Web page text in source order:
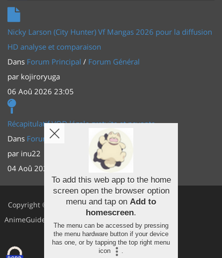
Nicky Larson (City Hunter) Vf Mangas 2026 pour la diffusion
HD analyse et comparaison
Dans Forum Principal / Forum Général
par kojiroryuga
06 Aoû 2026 23:05
Récapitulatif VOD légale gratuite et payante
Dans Forum Principal
Actus (TV, vidéo, web)
par inu22
04 Aoû 2026 20:30
Copyright ©
AnimeGuides
Facebook
Youtube
Twitter
To add this web app to the home
screen open the browser option
menu and tap on Add to
homescreen.
The menu can be accessed by pressing
the menu hardware button if your device
has one, or by tapping the top right menu
icon
.